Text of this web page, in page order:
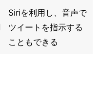
Siriを利用し、音声で
ツイートを指示する
こともできる